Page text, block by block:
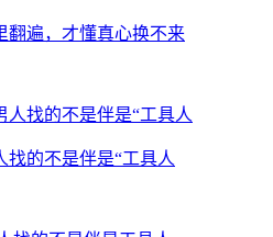
翻遍，才懂真心换不来
找的不是伴是“工具人